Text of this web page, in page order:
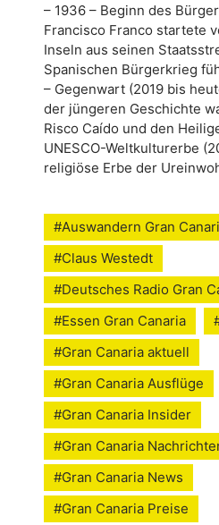
– 1936 – Beginn des
Francisco Franco startete
Inseln aus seinen
Spanischen Bürgerkrieg
– Gegenwart (2019 bis
der jüngeren Geschichte
Risco Caído und den
UNESCO-Weltkulturerbe
religiöse Erbe der
#Auswandern Gran
#Claus Westedt
#Deutsches Radio Gran
#Essen Gran Canaria
#Gran Canaria aktuell
#Gran Canaria Ausflüge
#Gran Canaria Insider
#Gran Canaria
#Gran Canaria News
#Gran Canaria Preise